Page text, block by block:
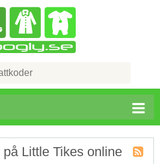
Little Tikes online